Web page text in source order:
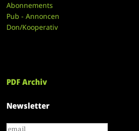
Abonnements
Pub - Annoncen
Don/Kooperativ
PDF Archiv
Newsletter